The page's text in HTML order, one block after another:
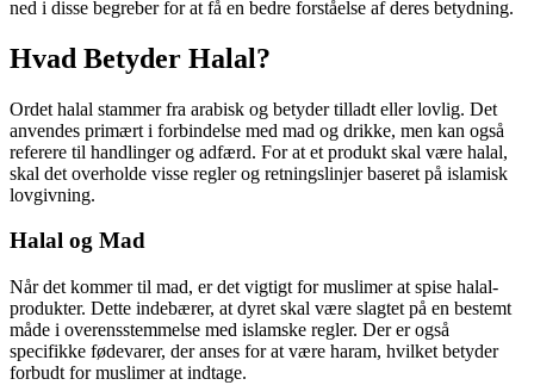
ned i disse begreber for at få en bedre forståelse af deres betydning.
Hvad Betyder Halal?
Ordet halal stammer fra arabisk og betyder tilladt eller lovlig. Det
anvendes primært i forbindelse med mad og drikke, men kan også
referere til handlinger og adfærd. For at et produkt skal være halal,
skal det overholde visse regler og retningslinjer baseret på islamisk
lovgivning.
Halal og Mad
Når det kommer til mad, er det vigtigt for muslimer at spise halal-
produkter. Dette indebærer, at dyret skal være slagtet på en bestemt
måde i overensstemmelse med islamske regler. Der er også
specifikke fødevarer, der anses for at være haram, hvilket betyder
forbudt for muslimer at indtage.